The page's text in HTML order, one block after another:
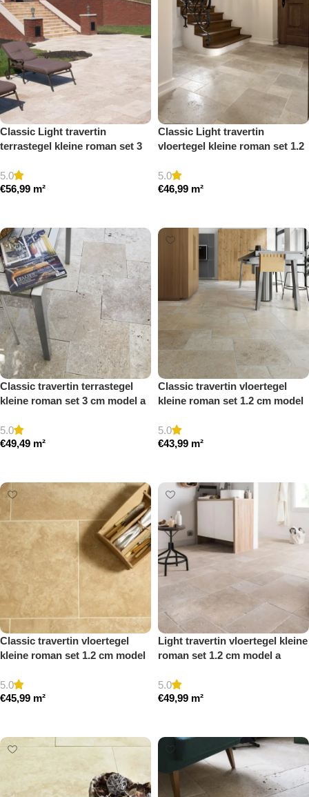
Classic Light travertin
terrastegel kleine roman set 3
5.0
€56,99 m²
Classic Light travertin
vloertegel kleine roman set 1.2
5.0
€46,99 m²
Classic travertin terrastegel
kleine roman set 3 cm model a
5.0
€49,49 m²
Classic travertin vloertegel
kleine roman set 1.2 cm model
5.0
€43,99 m²
Classic travertin vloertegel
kleine roman set 1.2 cm model
5.0
€45,99 m²
Light travertin vloertegel kleine
roman set 1.2 cm model a
5.0
€49,99 m²